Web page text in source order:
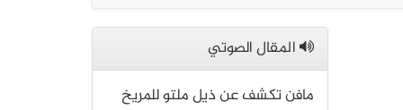
المقال الصوتي
مافن تكشف عن ذيل ملتو للمريخ